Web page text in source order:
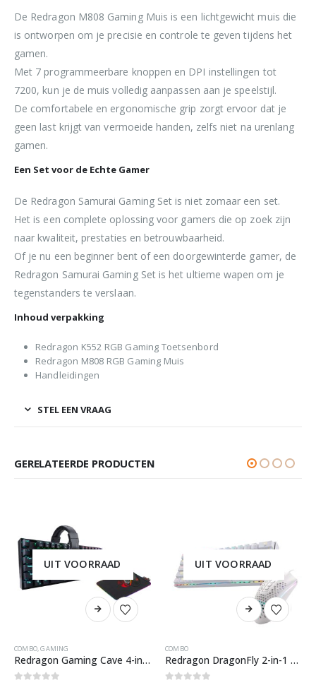
De Redragon M808 Gaming Muis is een lichtgewicht muis die
is ontworpen om je precisie en controle te geven tijdens het
gamen.
Met 7 programmeerbare knoppen en DPI instellingen tot
7200, kun je de muis volledig aanpassen aan je speelstijl.
De comfortabele en ergonomische grip zorgt ervoor dat je
geen last krijgt van vermoeide handen, zelfs niet na urenlang
gamen.
Een Set voor de Echte Gamer
De Redragon Samurai Gaming Set is niet zomaar een set.
Het is een complete oplossing voor gamers die op zoek zijn
naar kwaliteit, prestaties en betrouwbaarheid.
Of je nu een beginner bent of een doorgewinterde gamer, de
Redragon Samurai Gaming Set is het ultieme wapen om je
tegenstanders te verslaan.
Inhoud verpakking
Redragon K552 RGB Gaming Toetsenbord
Redragon M808 RGB Gaming Muis
Handleidingen
STEL EEN VRAAG
GERELATEERDE PRODUCTEN
UIT VOORRAAD
COMBO,GAMING
Redragon Gaming Cave 4-in-1 Gaming Set
UIT VOORRAAD
COMBO
Redragon DragonFly 2-in-1 Gaming Set